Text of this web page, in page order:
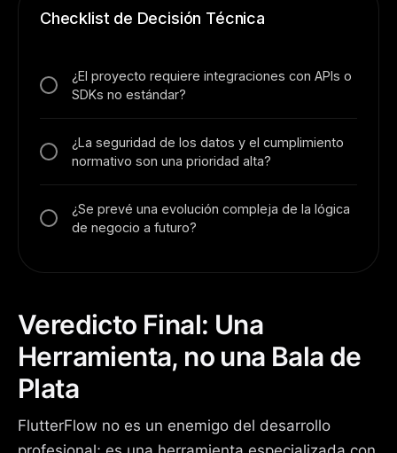
Checklist de Decisión Técnica
¿El proyecto requiere integraciones con APIs o
SDKs no estándar?
¿La seguridad de los datos y el cumplimiento
normativo son una prioridad alta?
¿Se prevé una evolución compleja de la lógica
de negocio a futuro?
Veredicto Final: Una
Herramienta, no una Bala de
Plata
FlutterFlow no es un enemigo del desarrollo